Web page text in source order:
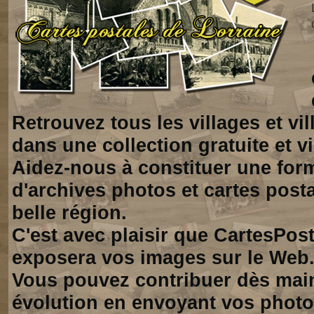
Retrouvez tous les villages et
dans une collection gratuite et
Aidez-nous à constituer une
d'archives photos et cartes
belle région.
C'est avec plaisir que
exposera vos images sur le Web.
Vous pouvez contribuer dès
évolution en envoyant vos